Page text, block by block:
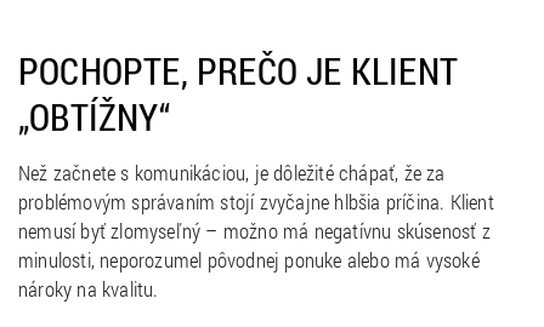
POCHOPTE, PREČO JE KLIENT
„OBTÍŽNY“
Než začnete s komunikáciou, je dôležité chápať, že za
problémovým správaním stojí zvyčajne hlbšia príčina. Klient
nemusí byť zlomyseľný – možno má negatívnu skúsenosť z
minulosti, neporozumel pôvodnej ponuke alebo má vysoké
nároky na kvalitu.